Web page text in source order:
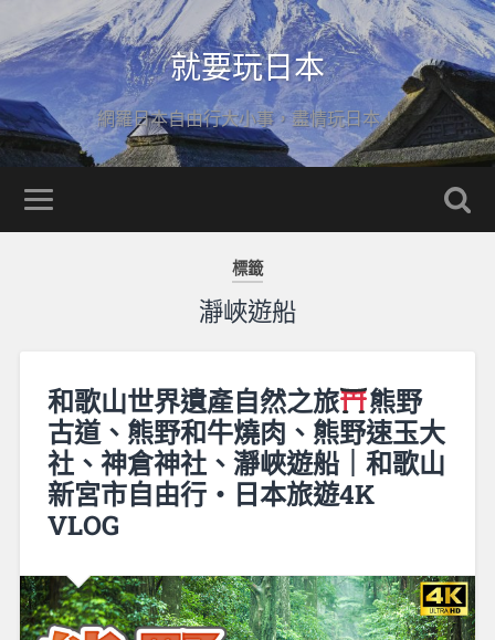
就要玩日本
網羅日本自由行大小事，盡情玩日本！
標籤
瀞峽遊船
和歌山世界遺產自然之旅
熊野
古道、熊野和牛燒肉、熊野速玉大
社、神倉神社、瀞峽遊船｜和歌山
新宮市自由行・日本旅遊4K
VLOG